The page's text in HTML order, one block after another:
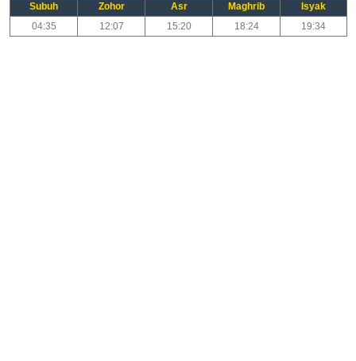
Subuh Zohor Asr Maghrib
Isyak
04:35
12:07 15:20 18:24 19:34